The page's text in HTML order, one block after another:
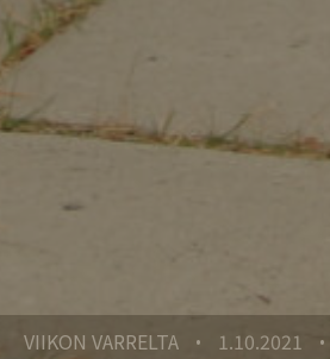
VIIKON VARRELTA • 1.10.2021 •